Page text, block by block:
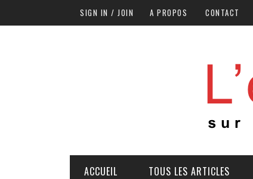
SIGN IN / JOIN A PROPOS CONTACT
ACCUEIL TOUS LES ARTICLES